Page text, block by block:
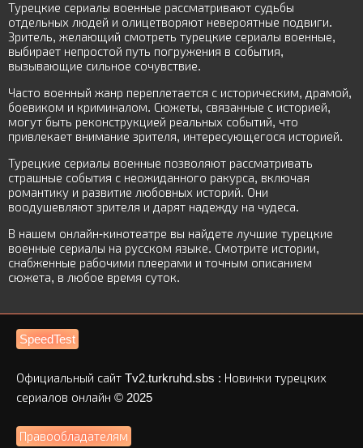
Турецкие сериалы военные рассматривают судьбы
отдельных людей и олицетворяют невероятные подвиги.
Зритель, желающий смотреть турецкие сериалы военные,
выбирает непростой путь погружения в события,
вызывающие сильное сочувствие.
Часто военный жанр переплетается с историческим, драмой,
боевиком и криминалом. Сюжеты, связанные с историей,
могут быть реконструкцией реальных событий, что
привлекает внимание зрителя, интересующегося историей.
Турецкие сериалы военные позволяют рассматривать
страшные события с неожиданного ракурса, включая
романтику и развитие любовных историй. Они
воодушевляют зрителя и дарят надежду на чудеса.
В нашем онлайн-кинотеатре вы найдете лучшие турецкие
военные сериалы на русском языке. Смотрите истории,
снабженные рабочими плеерами и точным описанием
сюжета, в любое время суток.
SpeedTest
Официальный сайт Tv2.turkruhd.sbs : Новинки турецких
сериалов онлайн © 2025
Правообладателям